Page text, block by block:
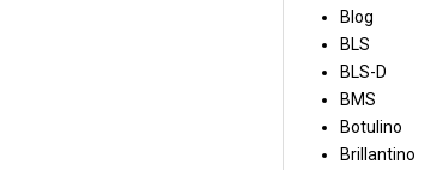
Blog
BLS
BLS-D
BMS
Botulino
Brillantino